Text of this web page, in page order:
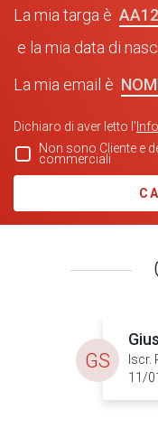
La mia targa è
e la mia data di
La mia email è
Dichiaro di aver letto l'
Non sono Cliente e
commerciali
Iscr.
11/
GS